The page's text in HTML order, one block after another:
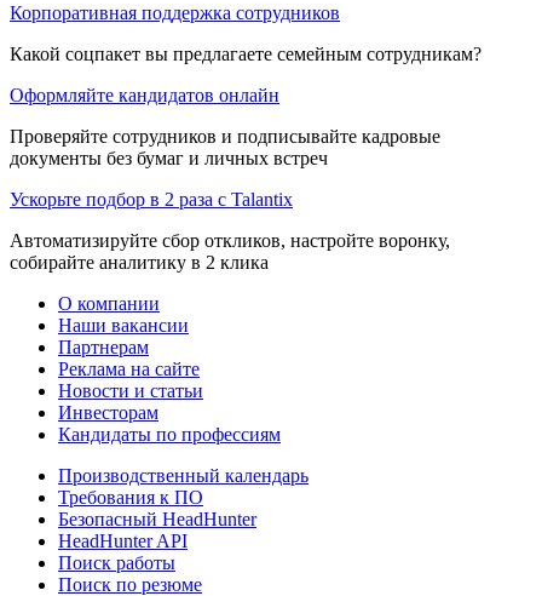
Корпоративная поддержка сотрудников
Какой соцпакет вы предлагаете семейным сотрудникам?
Оформляйте кандидатов онлайн
Проверяйте сотрудников и подписывайте кадровые
документы без бумаг и личных встреч
Ускорьте подбор в 2 раза с Talantix
Автоматизируйте сбор откликов, настройте воронку,
собирайте аналитику в 2 клика
О компании
Наши вакансии
Партнерам
Реклама на сайте
Новости и статьи
Инвесторам
Кандидаты по профессиям
Производственный календарь
Требования к ПО
Безопасный HeadHunter
HeadHunter API
Поиск работы
Поиск по резюме